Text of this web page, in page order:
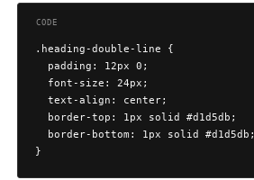
.heading-double-line {
  padding: 12px 0;
  font-size: 24px;
  text-align: center;
  border-top: 1px solid #d1d5db;
  border-bottom: 1px solid #d1d5db;
}